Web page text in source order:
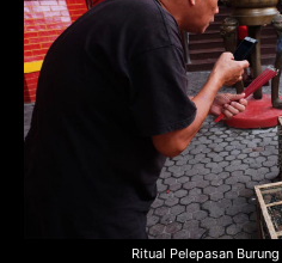
Ritual Pelepasan